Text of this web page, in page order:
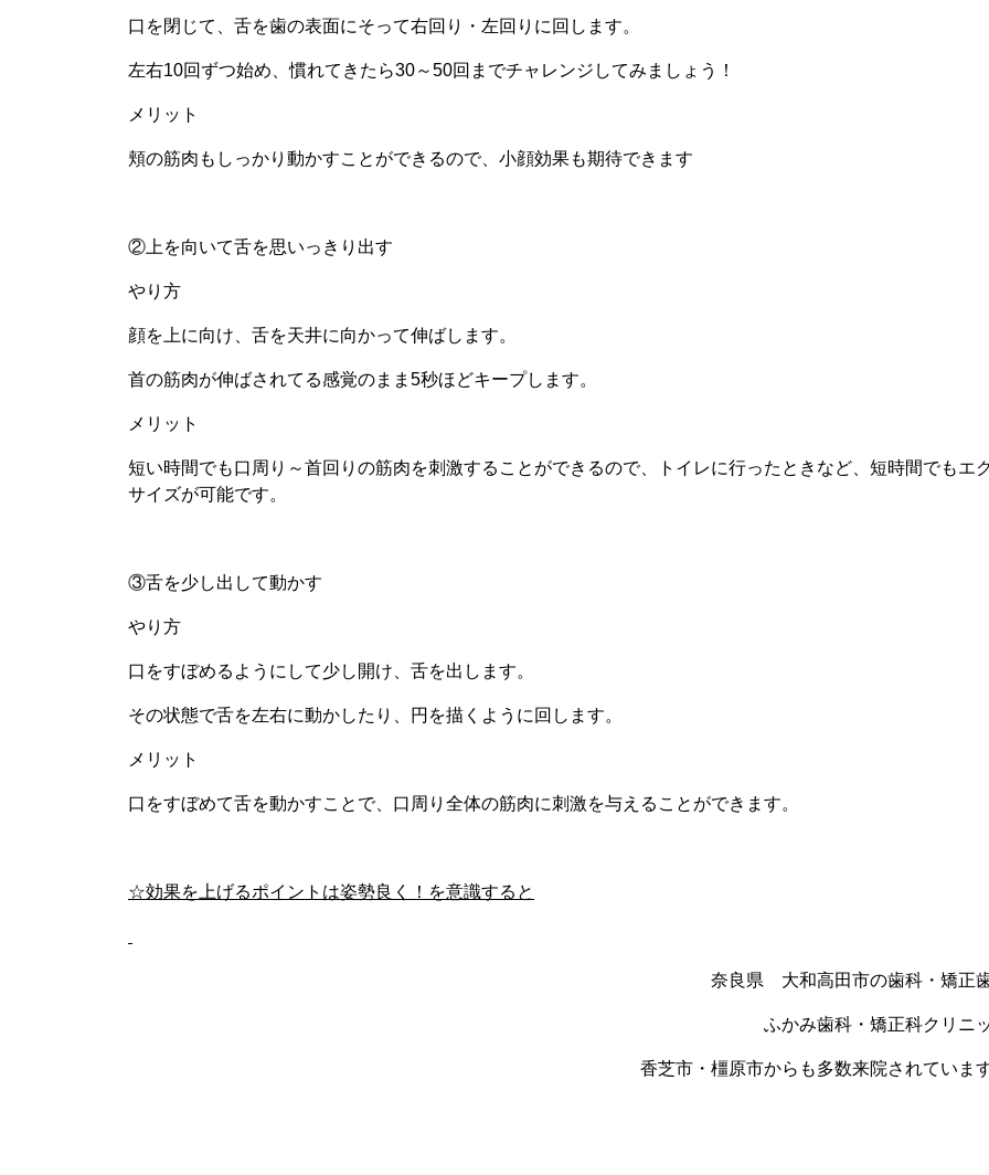
口を閉じて、舌を歯の表面にそって右回り・左回りに回します。
左右10回ずつ始め、慣れてきたら30～50回までチャレンジしてみましょう！
メリット
頬の筋肉もしっかり動かすことができるので、小顔効果も期待できます
②上を向いて舌を思いっきり出す
やり方
顔を上に向け、舌を天井に向かって伸ばします。
首の筋肉が伸ばされてる感覚のまま5秒ほどキープします。
メリット
短い時間でも口周り～首回りの筋肉を刺激することができるので、トイレに行ったときなど、短時間でもエ
サイズが可能です。
③舌を少し出して動かす
やり方
口をすぼめるようにして少し開け、舌を出します。
その状態で舌を左右に動かしたり、円を描くように回します。
メリット
口をすぼめて舌を動かすことで、口周り全体の筋肉に刺激を与えることができます。
☆効果を上げるポイントは姿勢良く！を意識すると
奈良県 大和高田市の歯科・矯正
ふかみ歯科・矯正科クリニ
香芝市・橿原市からも多数来院されています